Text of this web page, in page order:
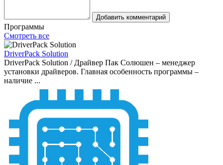
Добавить комментарий
Программы
Смотреть все
DriverPack Solution
DriverPack Solution / Драйвер Пак Солюшен – менеджер
установки драйверов. Главная особенность программы –
наличие ...